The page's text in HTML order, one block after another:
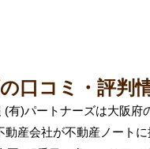
口コミ・評判
有)パートナーズは大阪府
産会社が不動産ノート